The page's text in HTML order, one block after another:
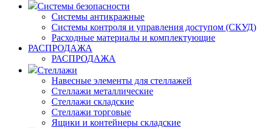
Системы безопасности
Системы антикражные
Системы контроля и управления доступом (СКУД)
Расходные материалы и комплектующие
РАСПРОДАЖА
РАСПРОДАЖА
Стеллажи
Навесные элементы для стеллажей
Стеллажи металлические
Стеллажи складские
Стеллажи торговые
Ящики и контейнеры складские